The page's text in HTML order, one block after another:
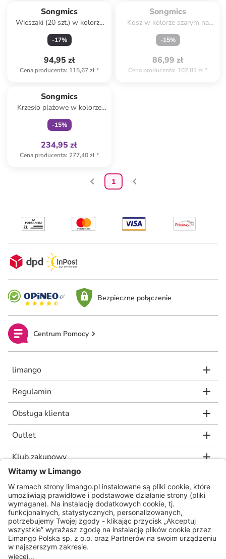
Songmics
Wieszaki (20 szt.) w kolorze
białym na ubrania - 23 x 44,5
cm
-17%
94,95 zł
Cena producenta: 115,67 zł*
Wyprzedane
Songmics
Kosz w kolorze szarym na
pranie - 42,5 x 75 x 32,5 cm
-15%
86,99 zł
Cena producenta: 102,81 zł*
Songmics
Krzesło plażowe w kolorze
biało-niebieskim
-15%
234,95 zł
Cena producenta: 277,40 zł*
1
Bezpieczne połączenie
Centrum Pomocy
limango
Regulamin
Obsługa klienta
Outlet
Klub zakupowy